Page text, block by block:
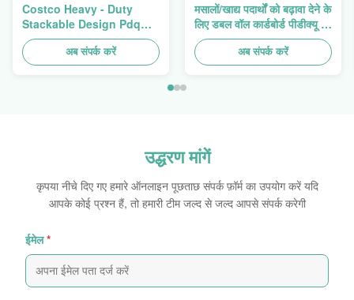
Costco Heavy - Duty
Stackable Design Pdq
Trays To Selling Curtain ,
Load 100kgsअब संपर्क करें
मसालों/खाद्य पदार्थों को बढ़ावा देने के
लिए डबल वॉल कार्डबोर्ड पीडीक्यू ट्रे
हैवी ड्यूटी स्टैकअप
अब संपर्क करें
उद्धरण मांगें
कृपया नीचे दिए गए हमारे ऑनलाइन पूछताछ संपर्क फ़ॉर्म का उपयोग करें यदि
आपके कोई प्रश्न हैं, तो हमारी टीम जल्द से जल्द आपसे संपर्क करेगी
ईमेल *